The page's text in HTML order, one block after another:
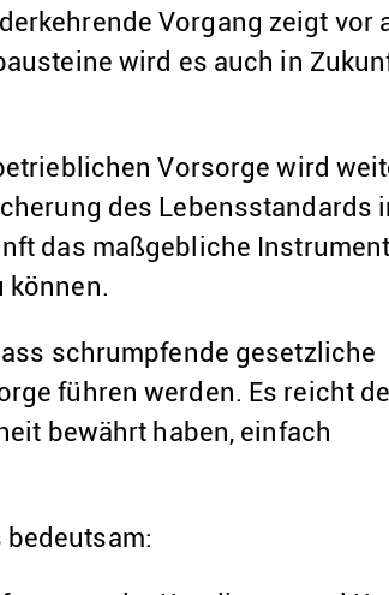
Vorgang zeigt vor
wird es auch in
Vorsorge wird
des Lebensstandards
das maßgebliche
können.
schrumpfende gesetzliche
führen werden. Es reicht
bewährt haben, einfach